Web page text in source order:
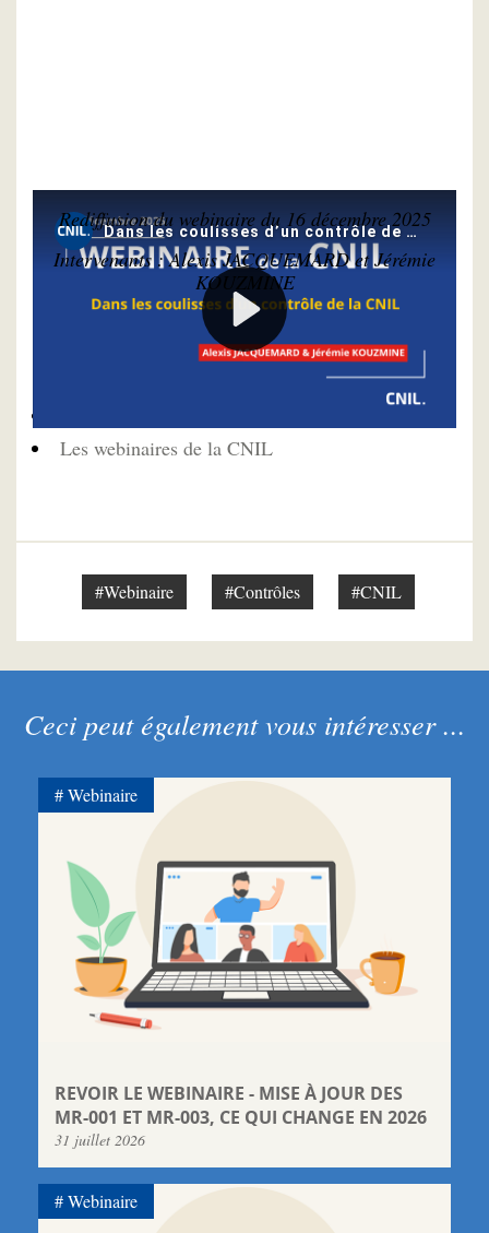
Rediffusion du webinaire du 16 décembre 2025
Intervenants : Alexis JACQUEMARD et Jérémie
KOUZMINE
Pour approfondir
Les webinaires de la CNIL
#Webinaire #Contrôles #CNIL
Ceci peut également vous intéresser ...
REVOIR LE WEBINAIRE - MISE À JOUR DES
MR-001 ET MR-003, CE QUI CHANGE EN 2026
31 juillet 2026
Webinaire
Webinaire